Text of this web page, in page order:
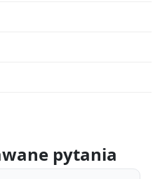
pytania